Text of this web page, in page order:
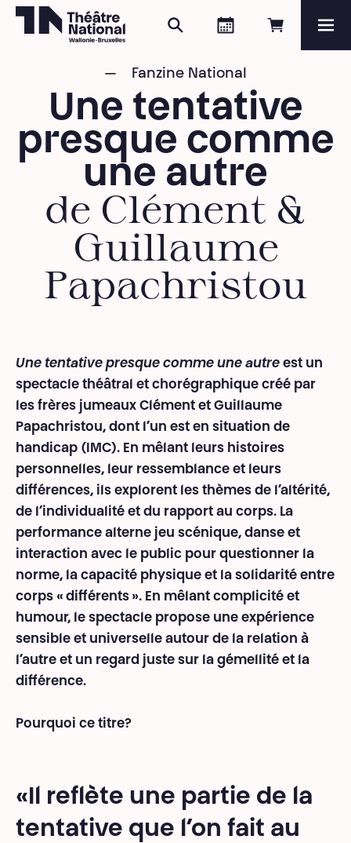
Réserver
Agenda
Rechercher
Magazine
Fanzine National
Une tentative
presque comme
une autre
de Clément &
Guillaume
Papachristou
Une tentative presque comme une autre est un
spectacle théâtral et chorégraphique créé par
les frères jumeaux Clément et Guillaume
Papachristou, dont l’un est en situation de
handicap (IMC). En mêlant leurs histoires
personnelles, leur ressemblance et leurs
différences, ils explorent les thèmes de l’altérité,
de l’individualité et du rapport au corps. La
performance alterne jeu scénique, danse et
interaction avec le public pour questionner la
norme, la capacité physique et la solidarité entre
corps « différents ». En mêlant complicité et
humour, le spectacle propose une expérience
sensible et universelle autour de la relation à
l’autre et un regard juste sur la gémellité et la
différence.
Pourquoi ce titre?
«Il reflète une partie de la
tentative que l’on fait au